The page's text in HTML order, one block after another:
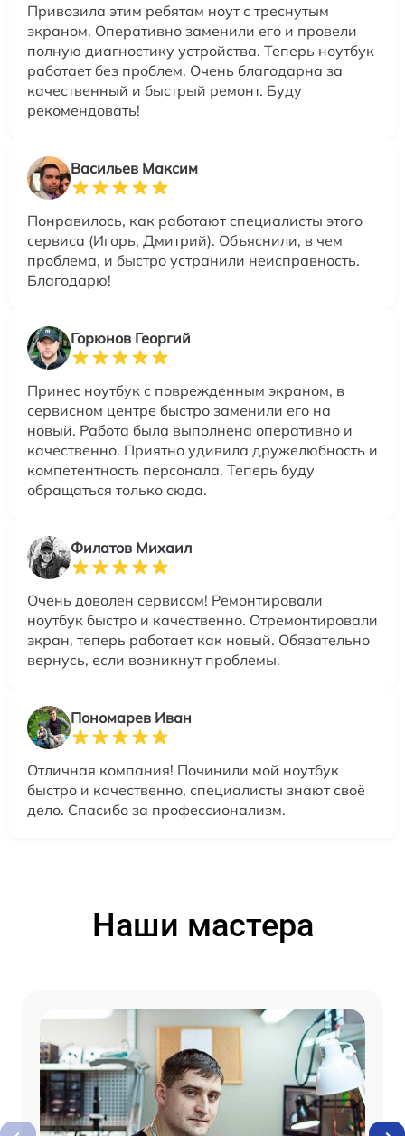
Привозила этим ребятам ноут с треснутым
экраном. Оперативно заменили его и провели
полную диагностику устройства. Теперь ноутбук
работает без проблем. Очень благодарна за
качественный и быстрый ремонт. Буду
рекомендовать!
Васильев Максим
Понравилось, как работают специалисты этого
сервиса (Игорь, Дмитрий). Объяснили, в чем
проблема, и быстро устранили неисправность.
Благодарю!
Горюнов Георгий
Принес ноутбук с поврежденным экраном, в
сервисном центре быстро заменили его на
новый. Работа была выполнена оперативно и
качественно. Приятно удивила дружелюбность и
компетентность персонала. Теперь буду
обращаться только сюда.
Филатов Михаил
Очень доволен сервисом! Ремонтировали
ноутбук быстро и качественно. Отремонтировали
экран, теперь работает как новый. Обязательно
вернусь, если возникнут проблемы.
Пономарев Иван
Отличная компания! Починили мой ноутбук
быстро и качественно, специалисты знают своё
дело. Спасибо за профессионализм.
Наши мастера